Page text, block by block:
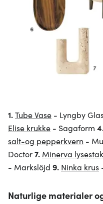
1.Tube Vase - Lyngby
Elise krukke - Sagaform
salt-og pepperkvern -
Doctor7. Minerva
- Markslöjd 9. Ninka krus
Naturlige materialer